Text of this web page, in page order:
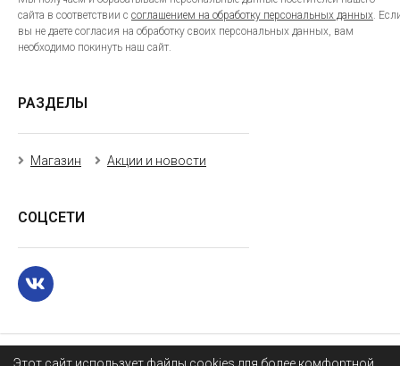
сайта в соответствии с соглашением на обработку персональных данных.
вы не даете согласия на обработку своих персональных данных, вам
необходимо покинуть наш сайт.
РАЗДЕЛЫ
Магазин Акции и новости
СОЦСЕТИ